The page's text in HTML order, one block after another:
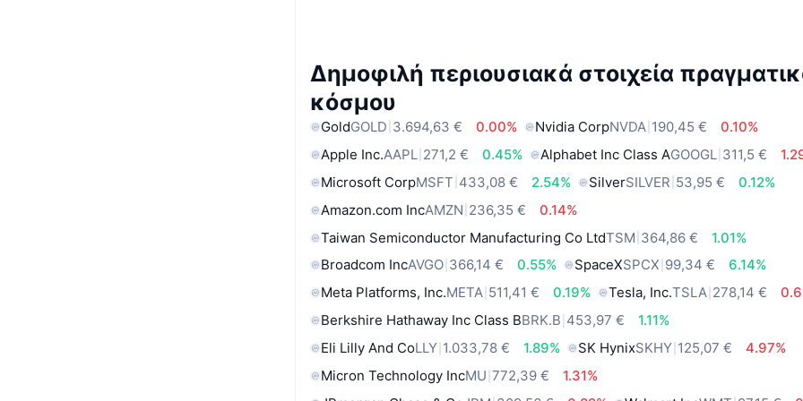
Δημοφιλή περιουσιακά στοιχεία
κόσμου
GoldGOLD 3.694,63 € 0.00% Nvidia CorpNVDA 190,45 €
0.10%
Apple Inc.AAPL 271,2 € 0.45% Alphabet Inc Class AGOOGL 311,5 €
Microsoft CorpMSFT 433,08 € 2.54% SilverSILVER 53,95 €
0.12%
Amazon.com IncAMZN 236,35 €
0.14%
Taiwan Semiconductor Manufacturing Co LtdTSM 364,86 €
1.01%
Broadcom IncAVGO 366,14 € 0.55% SpaceXSPCX 99,34 €
6.14%
Meta Platforms, Inc.META 511,41 € 0.19% Tesla, Inc.TSLA 278,14 €
Berkshire Hathaway Inc Class BBRK.B 453,97 €
1.11%
Eli Lilly And CoLLY 1.033,78 € 1.89% SK HynixSKHY 125,07 €
4.97%
Micron Technology IncMU 772,39 €
1.31%